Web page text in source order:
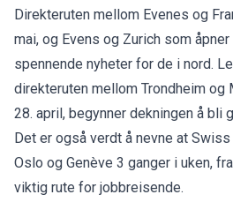
Direkteruten mellom Evenes og
mai, og Evens og Zurich som
spennende nyheter for de i nord.
direkteruten mellom Trondheim og
28. april, begynner dekningen å bli
Det er også verdt å nevne at
Oslo og Genève 3 ganger i uken,
viktig rute for jobbreisende.